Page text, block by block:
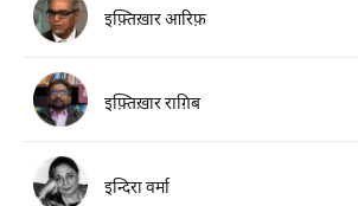
इफ़्तिख़ार आरिफ़
इफ़्तिख़ार राग़िब
इन्दिरा वर्मा